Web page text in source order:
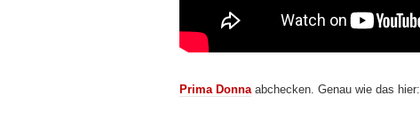
Prima Donnaabchecken. Genau wie das hier: